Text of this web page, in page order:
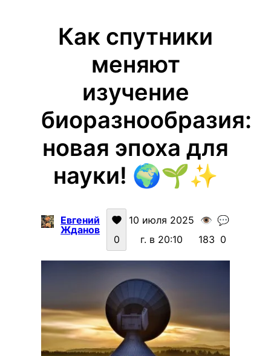
Как спутники
меняют
изучение
биоразнообразия:
новая эпоха для
науки! 🌍🌱✨
Евгений
Жданов
0
10 июля 2025
г. в 20:10
👁️
183
💬
0